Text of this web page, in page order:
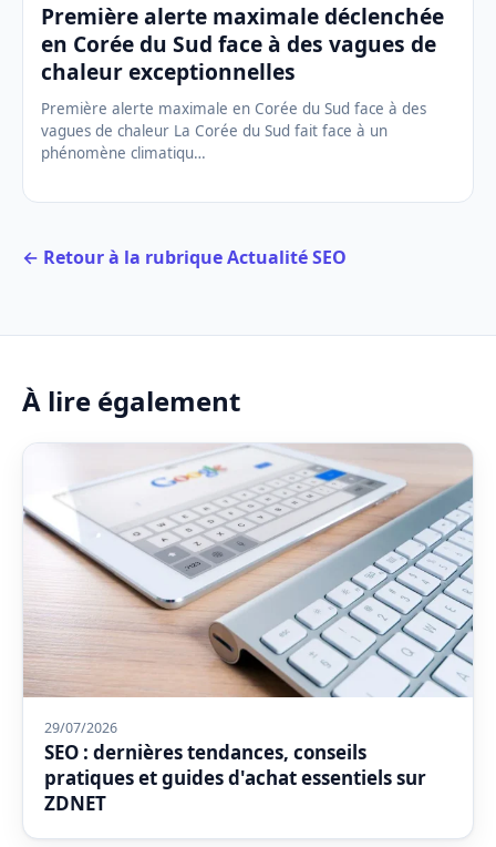
Première alerte maximale déclenchée
en Corée du Sud face à des vagues de
chaleur exceptionnelles
Première alerte maximale en Corée du Sud face à des
vagues de chaleur La Corée du Sud fait face à un
phénomène climatiqu…
← Retour à la rubrique Actualité SEO
À lire également
29/07/2026
SEO : dernières tendances, conseils
pratiques et guides d'achat essentiels sur
ZDNET